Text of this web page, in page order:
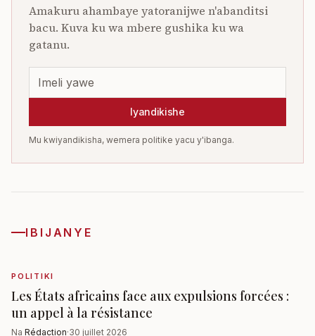
Amakuru ahambaye yatoranijwe n'abanditsi
bacu. Kuva ku wa mbere gushika ku wa
gatanu.
Iyandikishe
Mu kwiyandikisha, wemera politike yacu y'ibanga.
IBIJANYE
POLITIKI
Les États africains face aux expulsions forcées :
un appel à la résistance
Na Rédaction·30 juillet 2026